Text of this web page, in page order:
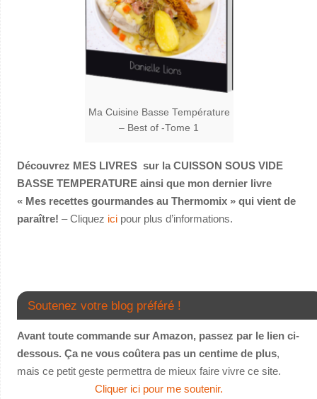
Ma Cuisine Basse Température
– Best of -Tome 1
Découvrez MES LIVRES sur la CUISSON SOUS VIDE
BASSE TEMPERATURE ainsi que mon dernier livre
« Mes recettes gourmandes au Thermomix » qui vient de
paraître! – Cliquez icipour plus d’informations.
Soutenez votre blog préféré !
Avant toute commande sur Amazon, passez par le lien ci-
dessous. Ça ne vous coûtera pas un centime de plus,
mais ce petit geste permettra de mieux faire vivre ce site.
Cliquer ici pour me soutenir.